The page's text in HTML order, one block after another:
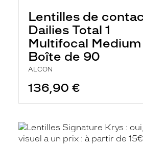
Lentilles de
Dailies Total 1
Multifocal Medium
Boîte de 90
ALCON
136,90 €
En
savoir